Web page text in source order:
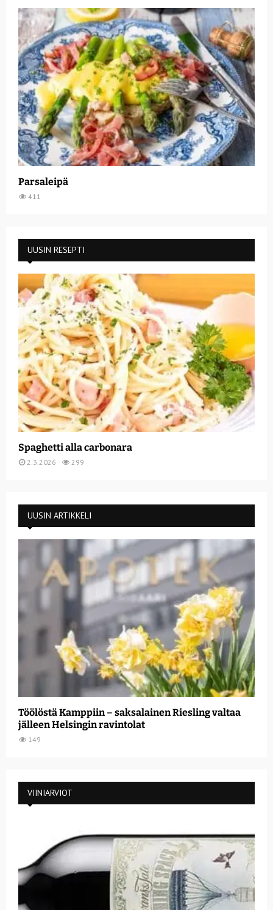
Parsaleipä
411
UUSIN RESEPTI
Spaghetti alla carbonara
2.3.2026 299
UUSIN ARTIKKELI
Töölöstä Kamppiin – saksalainen Riesling valtaa
jälleen Helsingin ravintolat
149
VIINIARVIOT